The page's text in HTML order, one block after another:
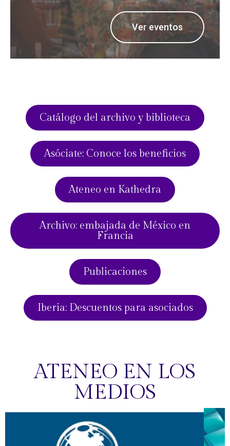
Ver eventos
Ver eventos
Ver eventos
Ver eventos
Ver eventos
Ver eventos
Ver eventos
Ver eventos
Ver eventos
Ver eventos
Ver eventos
Ver eventos
Catálogo del archivo y biblioteca
Asóciate: Conoce los beneficios
Ateneo en Kathedra
Archivo: embajada de México en
Francia
Publicaciones
Iberia: Descuentos para asociados
ATENEO EN LOS
MEDIOS